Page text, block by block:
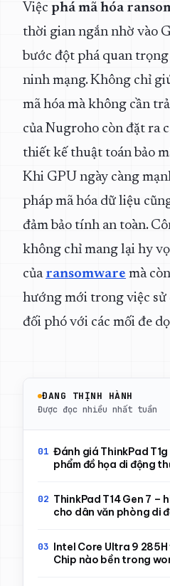
Việc phá mã hóa
thời gian ngắn nhờ vào
bước đột phá quan
ninh mạng. Không chỉ
mã hóa mà không cần
của Nugroho còn đặt ra
thiết kế thuật toán bảo
Khi GPU ngày càng
pháp mã hóa dữ liệu
đảm bảo tính an toàn.
không chỉ mang lại hy
của ransomware mà
hướng mới trong việc sử
đối phó với các mối đe
ĐANG THỊNH HÀNH
Được đọc nhiều nhất tuần
Đánh giá ThinkPad
phẩm đồ họa di động
ThinkPad T14 Gen 7 –
cho dân văn phòng di
Intel Core Ultra 9
Chip nào bền trong